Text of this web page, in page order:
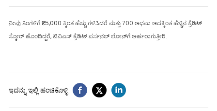
ನೀವು ತಿಂಗಳಿಗೆ ₹25,000 ಕ್ಕಿಂತ ಹೆಚ್ಚು ಗಳಿಸಿದರೆ ಮತ್ತು 700 ಅಥವಾ ಅದಕ್ಕಿಂತ ಹೆಚ್ಚಿನ ಕ್ರೆಡಿಟ್
ಸ್ಕೋರ್ ಹೊಂದಿದ್ದರೆ, ಟಿವಿಎಸ್ ಕ್ರೆಡಿಟ್ ಪರ್ಸನಲ್ ಲೋನ್‌ಗೆ ಅರ್ಹರಾಗುತ್ತೀರಿ.
ಇದನ್ನು ಇಲ್ಲಿ ಹಂಚಿಕೊಳ್ಳಿ